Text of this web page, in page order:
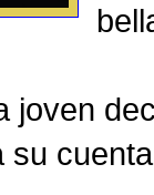
joven
su